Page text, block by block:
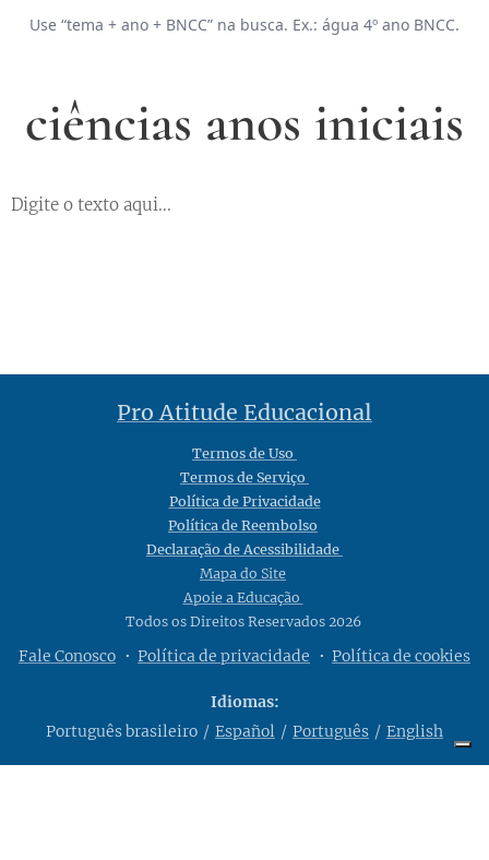
Use “tema + ano + BNCC” na busca. Ex.: água 4º ano BNCC.
ciências anos iniciais
Digite o texto aqui...
Pro Atitude Educacional
Termos de Uso
Termos de Serviço
Política de Privacidade
Política de Reembolso
Declaração de Acessibilidade
Mapa do Site
Apoie a Educação
Todos os Direitos Reservados 2026
Fale Conosco Política de privacidade Política de cookies
Idiomas
Português brasileiro
Español Português English